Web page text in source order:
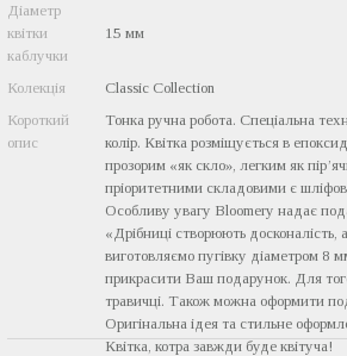
Діаметр
квітки
каблучки
15 мм
Колекція
Classic Collection
Короткий
опис
Тонка ручна робота. Спеціальна
колір. Квітка розміщується в
прозорим «як скло», легким як
пріоритетними складовими є
Особливу увагу Bloomery надає
«Дрібниці створюють
виготовляємо пугівку діаметром 8
прикрасити Ваш подарунок. Для
травичці. Також можна оформити
Оригінальна ідея та стильне
Квітка, котра завжди буде квітуча!